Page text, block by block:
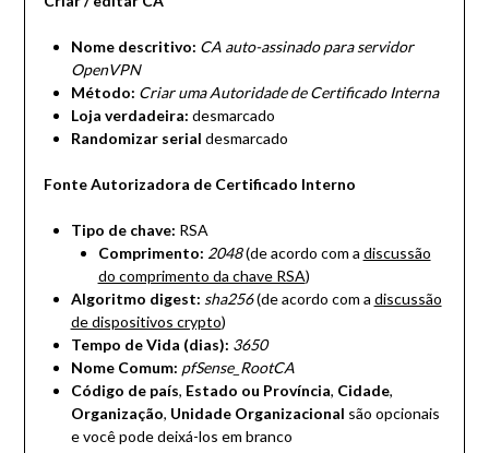
Nome descritivo: CA auto-assinado para servidor
OpenVPN
Método: Criar uma Autoridade de Certificado Interna
Loja verdadeira: desmarcado
Randomizar serial desmarcado
Fonte Autorizadora de Certificado Interno
Tipo de chave: RSA
Comprimento: 2048(de acordo com a discussão
do comprimento da chave RSA)
Algoritmo digest: sha256(de acordo com a discussão
de dispositivos crypto)
Tempo de Vida (dias): 3650
Nome Comum: pfSense_RootCA
Código de país, Estado ou Província, Cidade,
Organização, Unidade Organizacional são opcionais
e você pode deixá-los em branco